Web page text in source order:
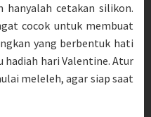
hanyalah cetakan silikon.
cocok untuk membuat
yang berbentuk hati
hari Valentine. Atur
meleleh, agar siap saat